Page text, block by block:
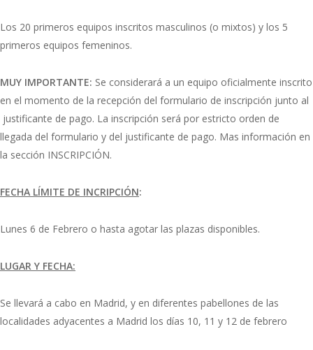
Los 20 primeros equipos inscritos masculinos (o mixtos) y los 5
primeros equipos femeninos.
MUY IMPORTANTE: Se considerará a un equipo oficialmente inscrito
en el momento de la recepción del formulario de inscripción junto al
justificante de pago. La inscripción será por estricto orden de
llegada del formulario y del justificante de pago. Mas información en
la sección INSCRIPCIÓN.
FECHA LÍMITE DE INCRIPCIÓN:
Lunes 6 de Febrero o hasta agotar las plazas disponibles.
LUGAR Y FECHA:
Se llevará a cabo en Madrid, y en diferentes pabellones de las
localidades adyacentes a Madrid los días 10, 11 y 12 de febrero